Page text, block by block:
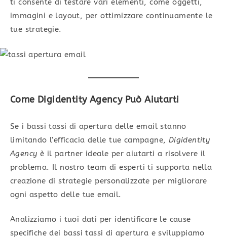
ti consente di testare vari elementi, come oggetti,
immagini e layout, per ottimizzare continuamente le
tue strategie.
Come Digidentity Agency Può Aiutarti
Se i bassi tassi di apertura delle email stanno
limitando l’efficacia delle tue campagne, Digidentity
Agency è il partner ideale per aiutarti a risolvere il
problema. Il nostro team di esperti ti supporta nella
creazione di strategie personalizzate per migliorare
ogni aspetto delle tue email.
Analizziamo i tuoi dati per identificare le cause
specifiche dei bassi tassi di apertura e sviluppiamo